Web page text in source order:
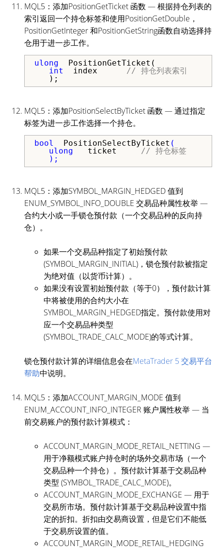
MQL5：添加PositionGetTicket 函数 — 根据持仓列表的
索引返回一个持仓标签和使用PositionGetDouble，
PositionGetInteger 和PositionGetString函数自动选择持
仓用于进一步工作。
ulong PositionGetTicket(
int
index
// 持仓列表索引
);
MQL5：添加PositionSelectByTicket 函数 — 通过指定
标签为进一步工作选择一个持仓。
bool PositionSelectByTicket (
ulong
ticket
// 持仓标签
);
MQL5：添加SYMBOL_MARGIN_HEDGED 值到
ENUM_SYMBOL_INFO_DOUBLE 交易品种属性枚举 —
合约大小或一手锁仓预付款（一个交易品种的反向持
仓）。
如果一个交易品种指定了初始预付款
(SYMBOL_MARGIN_INITIAL)，锁仓预付款被指定
为绝对值（以货币计算）。
如果没有设置初始预付款（等于0），预付款计算
中将被使用的合约大小在
SYMBOL_MARGIN_HEDGED指定。预付款使用对
应一个交易品种类型
(SYMBOL_TRADE_CALC_MODE)的等式计算。
锁仓预付款计算的详细信息会在MetaTrader 5 交易平台
帮助中说明。
MQL5：添加ACCOUNT_MARGIN_MODE 值到
ENUM_ACCOUNT_INFO_INTEGER 账户属性枚举 — 当
前交易账户的预付款计算模式：
ACCOUNT_MARGIN_MODE_RETAIL_NETTING —
用于净额模式账户持仓时的场外交易市场（一个
交易品种一个持仓）。预付款计算基于交易品种
类型 (SYMBOL_TRADE_CALC_MODE)。
ACCOUNT_MARGIN_MODE_EXCHANGE — 用于
交易所市场。预付款计算基于交易品种设置中指
定的折扣。折扣由交易商设置，但是它们不能低
于交易所设置的值。
ACCOUNT_MARGIN_MODE_RETAIL_HEDGING